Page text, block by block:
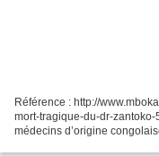
Référence : http://
mort-tragique-du-dr-
médecins d’origine